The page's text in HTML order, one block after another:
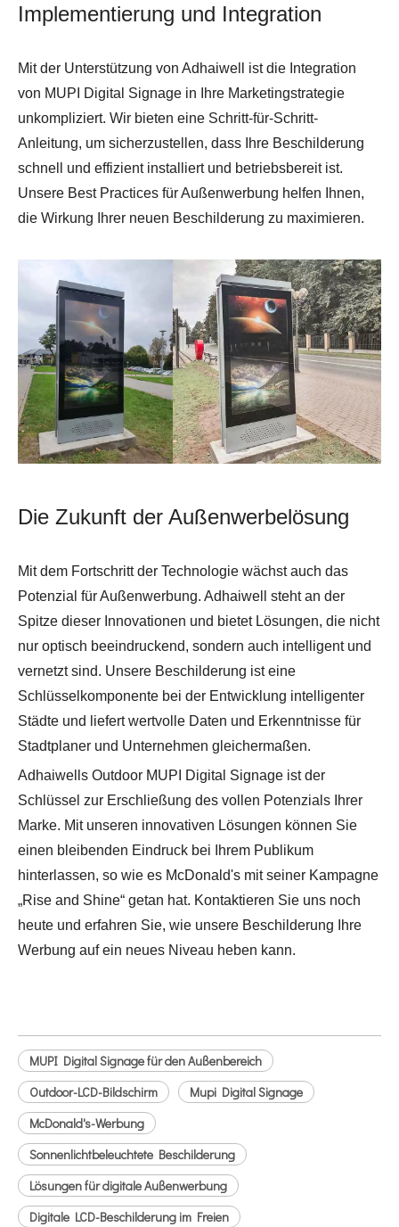
Implementierung und Integration
Mit der Unterstützung von Adhaiwell ist die Integration
von MUPI Digital Signage in Ihre Marketingstrategie
unkompliziert. Wir bieten eine Schritt-für-Schritt-
Anleitung, um sicherzustellen, dass Ihre Beschilderung
schnell und effizient installiert und betriebsbereit ist.
Unsere Best Practices für Außenwerbung helfen Ihnen,
die Wirkung Ihrer neuen Beschilderung zu maximieren.
Die Zukunft der Außenwerbelösung
Mit dem Fortschritt der Technologie wächst auch das
Potenzial für Außenwerbung. Adhaiwell steht an der
Spitze dieser Innovationen und bietet Lösungen, die nicht
nur optisch beeindruckend, sondern auch intelligent und
vernetzt sind. Unsere Beschilderung ist eine
Schlüsselkomponente bei der Entwicklung intelligenter
Städte und liefert wertvolle Daten und Erkenntnisse für
Stadtplaner und Unternehmen gleichermaßen.
Adhaiwells Outdoor MUPI Digital Signage ist der
Schlüssel zur Erschließung des vollen Potenzials Ihrer
Marke. Mit unseren innovativen Lösungen können Sie
einen bleibenden Eindruck bei Ihrem Publikum
hinterlassen, so wie es McDonald's mit seiner Kampagne
„Rise and Shine“ getan hat. Kontaktieren Sie uns noch
heute und erfahren Sie, wie unsere Beschilderung Ihre
Werbung auf ein neues Niveau heben kann.
MUPI Digital Signage für den Außenbereich
Outdoor-LCD-Bildschirm
Mupi Digital Signage
McDonald's-Werbung
Sonnenlichtbeleuchtete Beschilderung
Lösungen für digitale Außenwerbung
Digitale LCD-Beschilderung im Freien